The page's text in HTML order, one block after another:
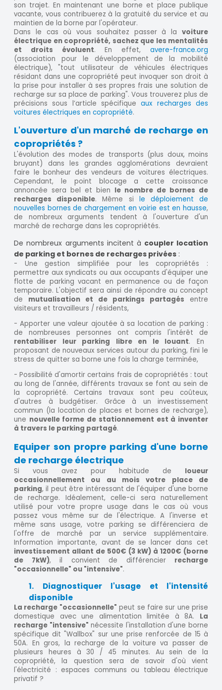
son trajet. En maintenant une borne et place publique
vacante, vous contribuerez à la gratuité du service et au
maintien de la borne par l'opérateur.
Dans le cas où vous souhaitez passer à la voiture
électrique en copropriété, sachez que les mentalités
et droits évoluent. En effet,avere-france.org
(association pour le développement de la mobilité
électrique), "tout utilisateur de véhicules électriques
résidant dans une copropriété peut invoquer son droit à
la prise pour installer à ses propres frais une solution de
recharge sur sa place de parking". Vous trouverez plus de
précisions sous l’article spécifiqueaux recharges des
voitures électriques en copropriété.
L'ouverture d'un marché de recharge en
copropriétés ?
L'évolution des modes de transports (plus doux, moins
bruyant) dans les grandes agglomérations devraient
faire le bonheur des vendeurs de voitures électriques.
Cependant, le point blocage a cette croissance
annoncée sera bel et bien le nombre de bornes de
recharges disponible. Même si le déploiement de
nouvelles bornes de chargement en voirie est en hausse,
de nombreux arguments tendent à l'ouverture d'un
marché de recharge dans les copropriétés.
De nombreux arguments incitent à coupler location
de parking et bornes de recharges privées :
- Une gestion simplifiée pour les copropriétés :
permettre aux syndicats ou aux occupants d'équiper une
flotte de parking vacant en permanence ou de façon
temporaire. L'objectif sera ainsi de répondre au concept
de mutualisation et de parkings partagés entre
visiteurs et travailleurs / résidents,
- Apporter une valeur ajoutée à sa location de parking :
de nombreuses personnes ont compris l'intérêt de
rentabiliser leur parking libre en le louant. En
proposant de nouveaux services autour du parking, fini le
stress de quitter sa borne une fois la charge terminée,
- Possibilité d'amortir certains frais de copropriétés : tout
au long de l'année, différents travaux se font au sein de
la copropriété. Certains travaux sont peu coûteux,
d'autres à budgétiser. Grâce à un investissement
commun (la location de places et bornes de recharge),
une nouvelle forme de stationnement est à inventer
à travers le parking partagé.
Equiper son propre parking d'une borne
de recharge électrique
Si vous avez pour habitude de loueur
occasionnellement ou au mois votre place de
parking, il peut être intéressant de l'équiper d'une borne
de recharge. Idéalement, celle-ci sera naturellement
utilisé pour votre propre usage dans le cas où vous
passez vous même sur de l'électrique. A l'inverse et
même sans usage, votre parking se différenciera de
l'offre de marché par un service supplémentaire.
Information importante, avant de se lancer dans cet
investissement allant de 500€ (3 kW) à 1200€ (borne
de 7kW), il convient de différencier recharge
"occasionnelle" ou "intensive".
1. Diagnostiquer l'usage et l'intensité
disponible
La recharge "occasionnelle" peut se faire sur une prise
domestique avec une alimentation limitée à 8A. La
recharge "intensive" nécessite l'installation d'une borne
spécifique dit "Wallbox" sur une prise renforcée de 15 à
50A. En gros, la recharge de la voiture va passer de
plusieurs heures à 30 / 45 minutes. Au sein de la
copropriété, la question sera de savoir d'où vient
l'électricité : espaces communs ou tableau électrique
privatif ?